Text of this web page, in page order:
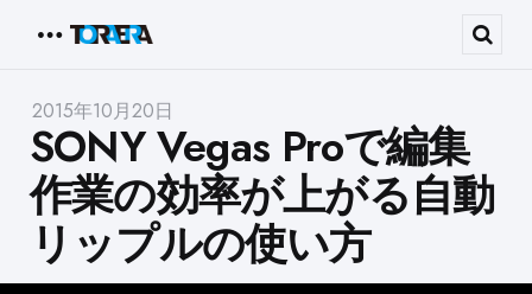
2015年10月20日
SONY Vegas Proで編集
作業の効率が上がる自動
リップルの使い方